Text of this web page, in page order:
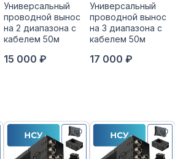
Универсальный
проводной вынос
на 2 диапазона с
кабелем 50м
15 000 ₽
Универсальный
проводной вынос
на 3 диапазона с
кабелем 50м
17 000 ₽